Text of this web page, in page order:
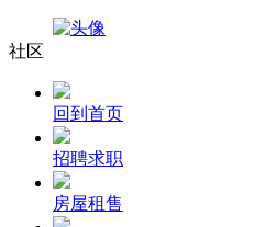
社区
回到首页
招聘求职
房屋租售